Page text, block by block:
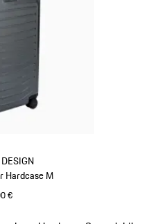
Hardcase M
€